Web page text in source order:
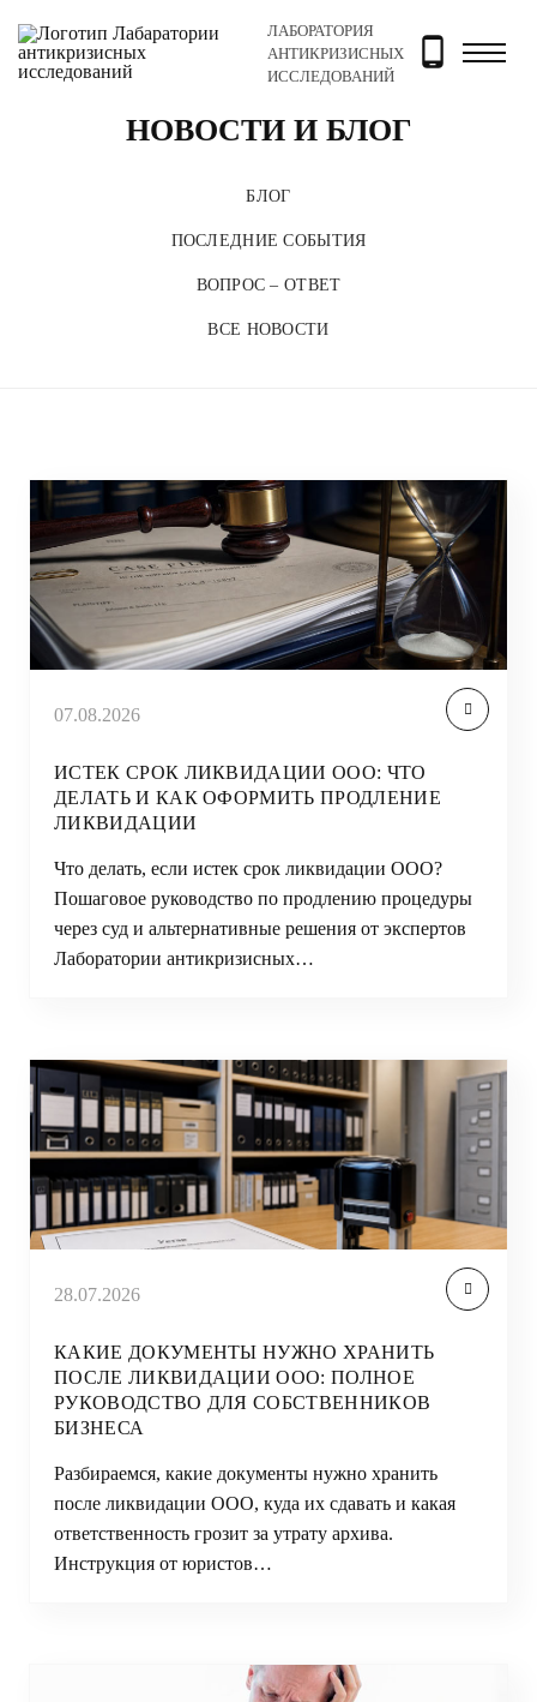
ЛАБОРАТОРИЯ
АНТИКРИЗИСНЫХ
ИССЛЕДОВАНИЙ
Главная Новости и блог
НОВОСТИ И БЛОГ
БЛОГ
ПОСЛЕДНИЕ СОБЫТИЯ
ВОПРОС – ОТВЕТ
ВСЕ НОВОСТИ
07.08.2026
ИСТЕК СРОК ЛИКВИДАЦИИ ООО: ЧТО
ДЕЛАТЬ И КАК ОФОРМИТЬ ПРОДЛЕНИЕ
ЛИКВИДАЦИИ
Что делать, если истек срок ликвидации ООО?
Пошаговое руководство по продлению процедуры
через суд и альтернативные решения от экспертов
Лаборатории антикризисных…
28.07.2026
КАКИЕ ДОКУМЕНТЫ НУЖНО ХРАНИТЬ
ПОСЛЕ ЛИКВИДАЦИИ ООО: ПОЛНОЕ
РУКОВОДСТВО ДЛЯ СОБСТВЕННИКОВ
БИЗНЕСА
Разбираемся, какие документы нужно хранить
после ликвидации ООО, куда их сдавать и какая
ответственность грозит за утрату архива.
Инструкция от юристов…